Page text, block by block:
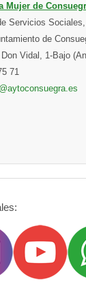
Mujer de
Servicios
de
Vidal, 1-Bajo
71